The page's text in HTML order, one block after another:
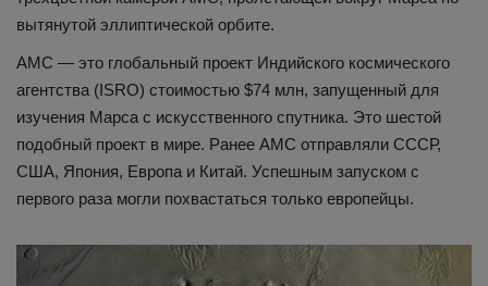
вытянутой эллиптической орбите.
АМС — это глобальный проект Индийского космического
агентства (ISRO) стоимостью $74 млн, запущенный для
изучения Марса с искусственного спутника. Это шестой
подобный проект в мире. Ранее АМС отправляли СССР,
США, Япония, Европа и Китай. Успешным запуском с
первого раза могли похвастаться только европейцы.